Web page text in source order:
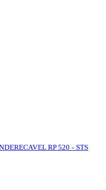
RP 520 - STS